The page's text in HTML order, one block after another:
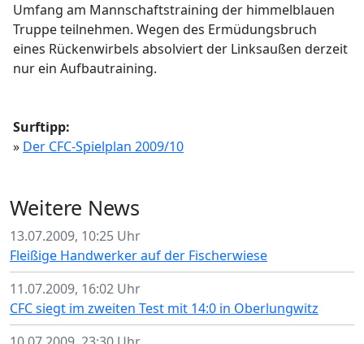
Umfang am Mannschaftstraining der himmelblauen
Truppe teilnehmen. Wegen des Ermüdungsbruch
eines Rückenwirbels absolviert der Linksaußen derzeit
nur ein Aufbautraining.
Surftipp:
» Der CFC-Spielplan 2009/10
Weitere News
13.07.2009, 10:25 Uhr
Fleißige Handwerker auf der Fischerwiese
11.07.2009, 16:02 Uhr
CFC siegt im zweiten Test mit 14:0 in Oberlungwitz